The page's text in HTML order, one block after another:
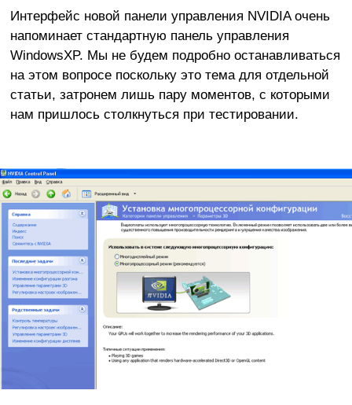
Интерфейс новой панели управления NVIDIA очень
напоминает стандартную панель управления
WindowsXP. Мы не будем подробно останавливаться
на этом вопросе поскольку это тема для отдельной
статьи, затронем лишь пару моментов, с которыми
нам пришлось столкнуться при тестировании.